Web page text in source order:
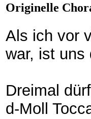
Originelle
Als ich vor
war, ist
Dreimal
d-Moll